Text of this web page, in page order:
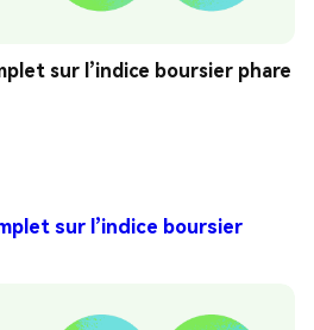
sur l’indice boursier phare
sur l’indice boursier